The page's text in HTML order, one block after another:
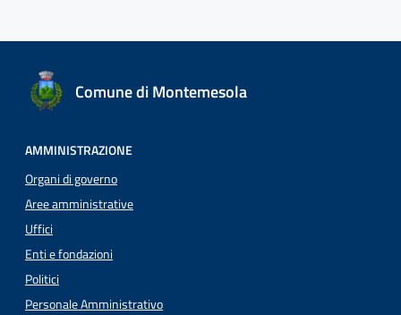
Comune di Montemesola
AMMINISTRAZIONE
Organi di governo
Aree amministrative
Uffici
Enti e fondazioni
Politici
Personale Amministrativo